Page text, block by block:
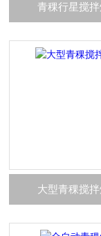
青稞行星搅
大型青稞搅